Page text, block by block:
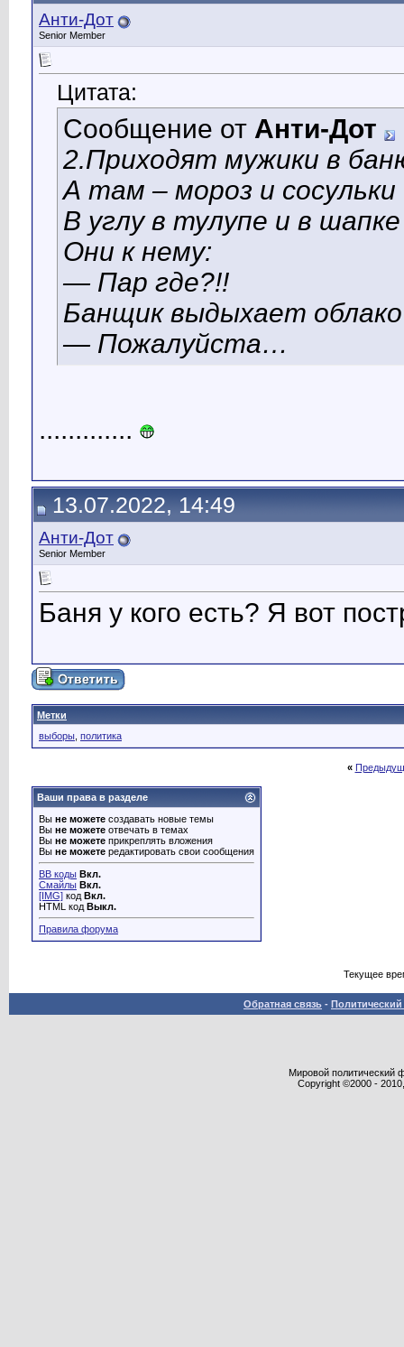
Анти-Дот
Senior Member
Цитата:
Сообщение от Анти-Дот
2.Приходят мужики в
А там – мороз и
В углу в тулупе и в
Они к нему:
— Пар где?!!
Банщик выдыхает
— Пожалуйста…
.............
13.07.2022, 14:49
Анти-Дот
Senior Member
Баня у кого есть? Я вот
Метки
выборы политика
«
Ваши права в разделе
Вы не можете создавать новые темы
Вы не можете отвечать в темах
Вы не можете прикреплять вложения
Вы не можете редактировать свои сообщения
BB коды Вкл.
Смайлы Вкл.
[IMG] код Вкл.
HTML код Выкл.
Правила форума
Текущее
Обратная связь -
Мировой политический
Copyright ©2000 -